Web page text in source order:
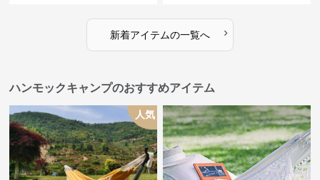
新着アイテムの一覧へ ›
ハンモックキャンプのおすすめアイテム
人気